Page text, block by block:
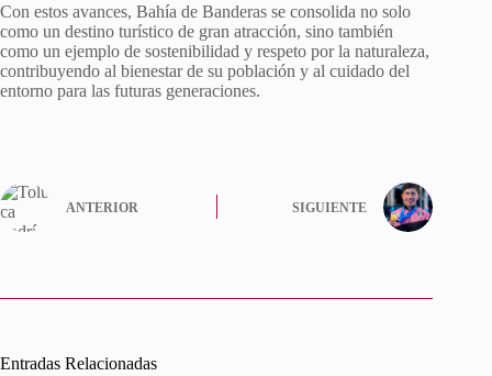
Con estos avances, Bahía de Banderas se consolida no solo
como un destino turístico de gran atracción, sino también
como un ejemplo de sostenibilidad y respeto por la naturaleza,
contribuyendo al bienestar de su población y al cuidado del
entorno para las futuras generaciones.
ANTERIOR SIGUIENTE
Entradas Relacionadas